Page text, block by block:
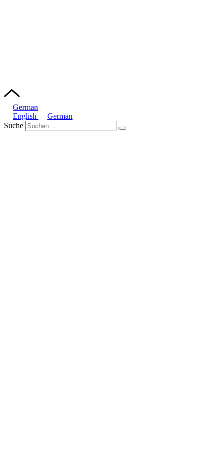
German
English
German
Suche